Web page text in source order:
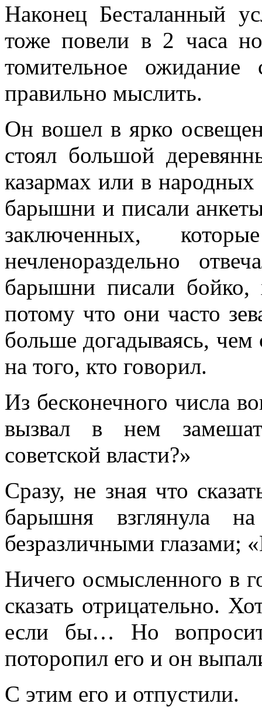
Наконец Бесталанный
тоже повели в 2 часа
томительное
правильно мыслить.
Он вошел в ярко
стоял большой
казармах или в
барышни и писали
заключенных,
нечленораздельно
барышни писали
потому что они часто
больше догадываясь, чем
на того, кто говорил.
Из бесконечного числа
вызвал в нем
советской власти?»
Сразу, не зная что
барышня взглянула
безразличными глазами;
Ничего осмысленного в
сказать отрицательно.
если бы… Но
поторопил его и он
С этим его и отпустили.